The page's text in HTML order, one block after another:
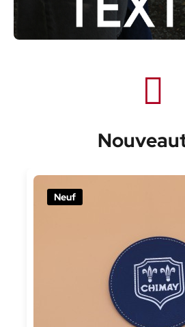
Neuf